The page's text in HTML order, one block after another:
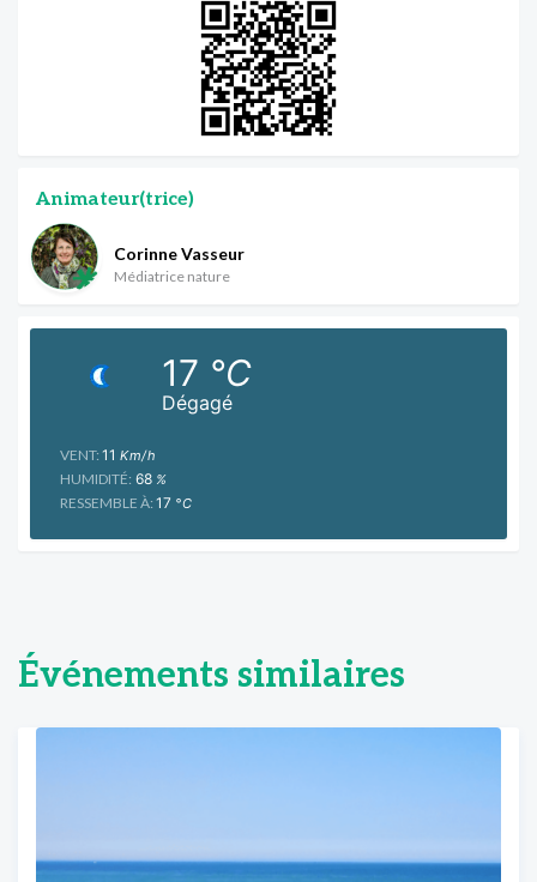
Animateur(trice)
Corinne Vasseur
Médiatrice nature
Dégagé
17 °C
VENT: 11 Km/h
HUMIDITÉ: 68 %
RESSEMBLE À: 17 °C
Événements similaires